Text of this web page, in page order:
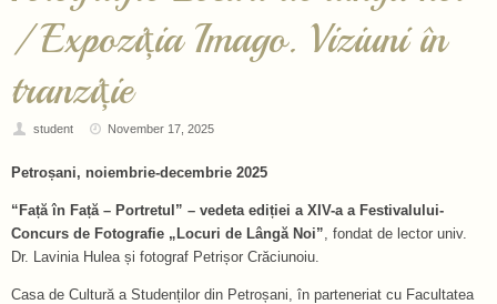
/ Expoziția Imago. Viziuni în
tranziție
student November 17, 2025
Petroșani, noiembrie-decembrie 2025
“Față în Față – Portretul” – vedeta ediției a XIV-a a Festivalului-
Concurs de Fotografie „Locuri de Lângă Noi”, fondat de lector univ.
Dr. Lavinia Hulea și fotograf Petrișor Crăciunoiu.
Casa de Cultură a Studenților din Petroșani, în parteneriat cu Facultatea